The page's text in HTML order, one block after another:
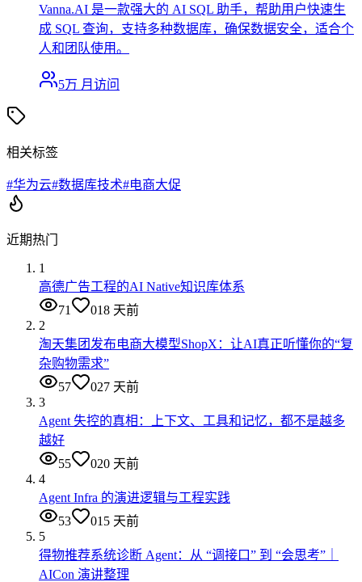
Vanna.AI 是一款强大的 AI SQL 助手，帮助用户快速生
成 SQL 查询，支持多种数据库，确保数据安全，适合个
人和团队使用。
5万 月访问
相关标签
#华为云#数据库技术#电商大促
近期热门
1
高德广告工程的AI Native知识库体系
71
018 天前
2
淘天集团发布电商大模型ShopX：让AI真正听懂你的“复
杂购物需求”
57
027 天前
3
Agent 失控的真相：上下文、工具和记忆，都不是越多
越好
55
020 天前
4
Agent Infra 的演进逻辑与工程实践
53
015 天前
5
得物推荐系统诊断 Agent：从 “调接口” 到 “会思考”｜
AICon 演讲整理